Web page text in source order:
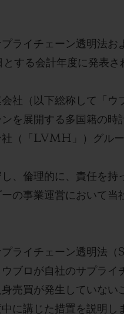
ライチェーン透明法
する会計年度に発表さ
社（以下総称して「
ンを展開する多国籍の
（「LVMH」）グルー
、倫理的に、責任を
の事業運営において
ライチェーン透明法
ブロが自社のサプラ
売買が発生していな
に講じた措置を説明
・バン
チカラーセラミ
ビッ
ピーチ